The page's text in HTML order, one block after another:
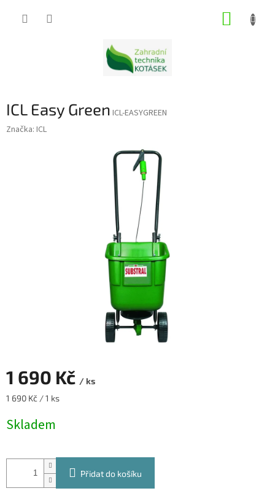
ICL Easy Green ICL-EASYGREEN
Značka: ICL
1 690 Kč / ks
Měrná
1 690 Kč / 1 ks
Skladem
Přidat do košíku